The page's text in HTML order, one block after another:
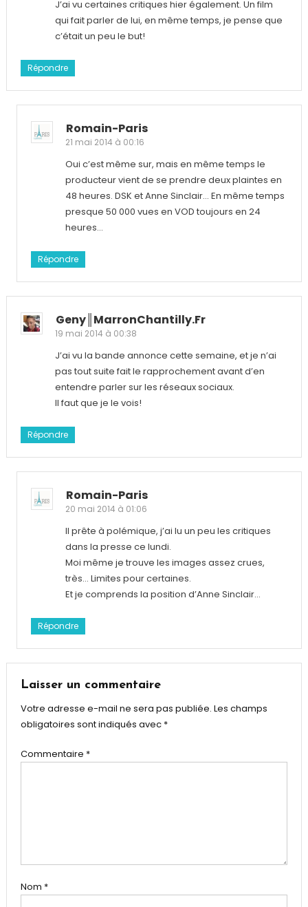
J’ai vu certaines critiques hier également. Un film
qui fait parler de lui, en même temps, je pense que
c’était un peu le but!
Répondre
Romain-Paris
21 mai 2014 à 00:16
Oui c’est même sur, mais en même temps le
producteur vient de se prendre deux plaintes en
48 heures. DSK et Anne Sinclair… En même temps
presque 50 000 vues en VOD toujours en 24
heures…
Répondre
Geny║MarronChantilly.fr
19 mai 2014 à 00:38
J’ai vu la bande annonce cette semaine, et je n’ai
pas tout suite fait le rapprochement avant d’en
entendre parler sur les réseaux sociaux.
Il faut que je le vois!
Répondre
Romain-Paris
20 mai 2014 à 01:06
Il prête à polémique, j’ai lu un peu les critiques
dans la presse ce lundi.
Moi même je trouve les images assez crues,
très… Limites pour certaines.
Et je comprends la position d’Anne Sinclair…
Répondre
Laisser un commentaire
Votre adresse e-mail ne sera pas publiée. Les champs
obligatoires sont indiqués avec *
Commentaire *
Nom *